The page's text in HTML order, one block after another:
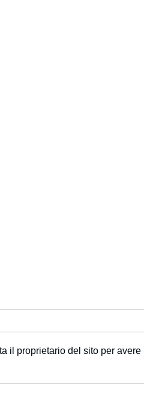
il proprietario del sito per avere